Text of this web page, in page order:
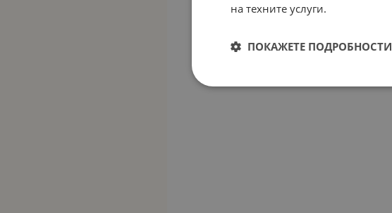
на техните услуги.
ПОКАЖЕТЕ ПОДРОБНОСТИ